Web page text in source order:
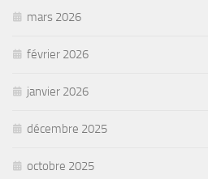
mars 2026
février 2026
janvier 2026
décembre 2025
octobre 2025